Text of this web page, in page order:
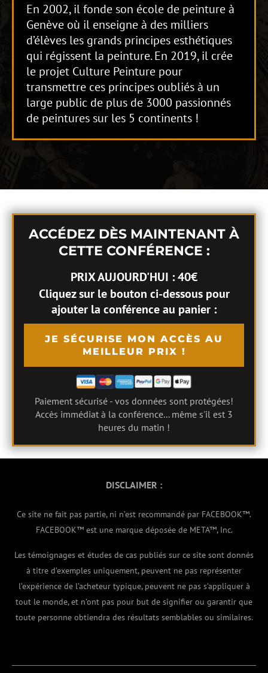
En 2002, il fonde son école de peinture à
Genève où il enseigne à des milliers
d’élèves les grands principes esthétiques
qui régissent la peinture. En 2019, il crée
le projet Culture Peinture pour
transmettre ces principes oubliés à un
large public de plus de 3000 passionnés
de peintures sur les 5 continents !
ACCÉDEZ DÈS MAINTENANT À
CETTE CONFÉRENCE :
PRIX AUJOURD'HUI : 40€
Cliquez sur le bouton ci-dessous pour
ajouter la conférence au panier :
JE SÉCURISE MON ACCÈS AU
MEILLEUR PRIX !
Paiement sécurisé - vos données sont protégées!
Accès immédiat à la conférence... même s'il est 3
heures du matin !
DISCLAIMER :
Ce site ne fait pas partie, ni n’est recommandé par FACEBOOK™.
FACEBOOK™ est une marque déposée de META™, Inc.
Les témoignages et études de cas publiés sur ce site sont donnés
à titre d’exemples uniquement, peuvent ne pas représenter
l’expérience de l’acheteur typique, peuvent ne pas s’appliquer à
tout le monde, et n’ont pas pour but de signifier ou garantir que
toute personne obtiendra des résultats semblables ou similaires.